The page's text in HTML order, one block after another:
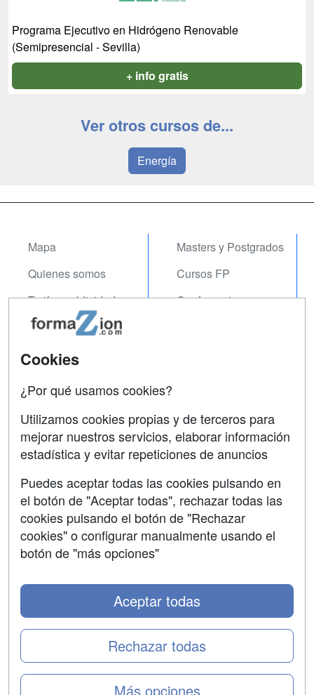
Programa Ejecutivo en Hidrógeno Renovable
(Semipresencial - Sevilla)
+ info gratis
Ver otros cursos de...
Energía
Mapa
Quienes somos
Tarifas publicidad
Acceso Usuarios
Acceso Centros
Masters y Postgrados
Cursos FP
Conferencias
Contactar
Confidencialidad
Aviso legal
Copyleft
Cookies
¿Por qué usamos cookies?
Utilizamos cookies propias y de terceros para
mejorar nuestros servicios, elaborar información
estadística y evitar repeticiones de anuncios
Puedes aceptar todas las cookies pulsando en
el botón de "Aceptar todas", rechazar todas las
cookies pulsando el botón de "Rechazar
cookies" o configurar manualmente usando el
botón de "más opciones"
Más opciones
Rechazar todas
Aceptar todas